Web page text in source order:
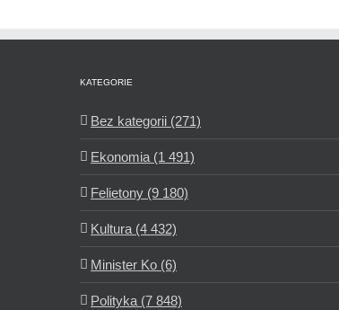
KATEGORIE
Bez kategorii (271)
Ekonomia (1 491)
Felietony (9 180)
Kultura (4 432)
Minister Ko (6)
Polityka (7 848)